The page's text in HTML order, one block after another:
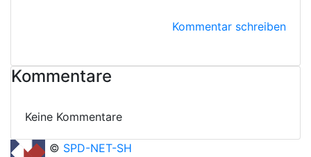
Kommentar schreiben
Kommentare
Keine Kommentare
© SPD-NET-SH